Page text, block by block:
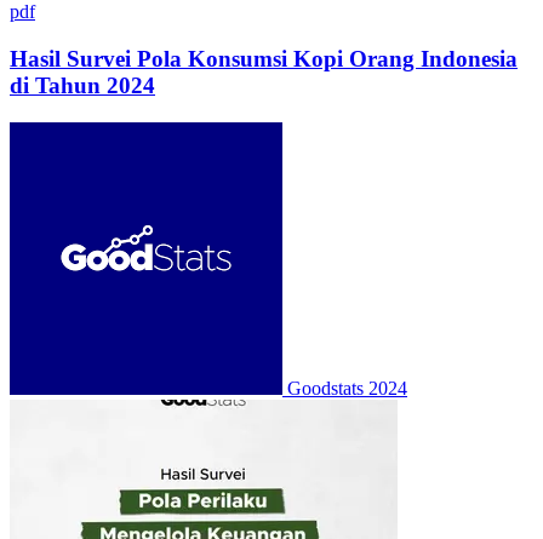
pdf
Hasil Survei Pola Konsumsi Kopi Orang Indonesia
di Tahun 2024
Goodstats 2024